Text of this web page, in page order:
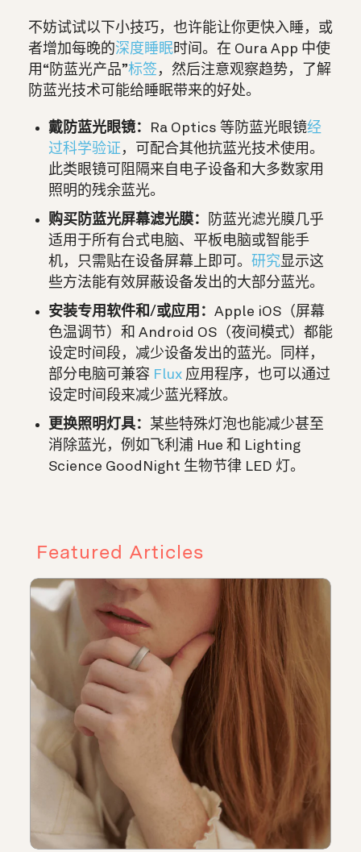
不妨试试以下小技巧，也许能让你更快入睡，或
者增加每晚的深度睡眠时间。在 Oura App 中使
用“防蓝光产品”标签 ，然后注意观察趋势，了解
防蓝光技术可能给睡眠带来的好处。
戴防蓝光眼镜： Ra Optics 等防蓝光眼镜经
过科学验证 ，可配合其他抗蓝光技术使用。
此类眼镜可阻隔来自电子设备和大多数家用
照明的残余蓝光。
购买防蓝光屏幕滤光膜：
防蓝光滤光膜几乎
适用于所有台式电脑、平板电脑或智能手
机，只需贴在设备屏幕上即可。 研究显示这
些方法能有效屏蔽设备发出的大部分蓝光。
安装专用软件和/或应用： Apple iOS（屏幕
色温调节）和 Android OS（夜间模式）都能
设定时间段，减少设备发出的蓝光。同样，
部分电脑可兼容 Flux 应用程序，也可以通过
设定时间段来减少蓝光释放。
更换照明灯具： 某些特殊灯泡也能减少甚至
消除蓝光，例如飞利浦 Hue 和 Lighting
Science GoodNight 生物节律 LED 灯。
Featured Articles